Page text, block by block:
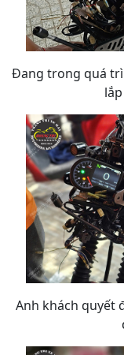
Đang trong quá
Anh khách quyết